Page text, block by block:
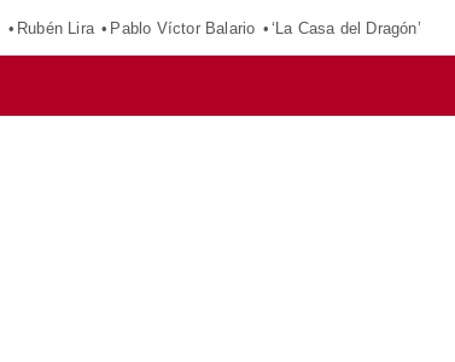
Rubén Lira Pablo Víctor Balario ‘La Casa del Dragón’